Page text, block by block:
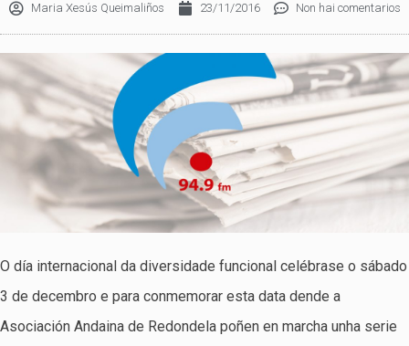
Maria Xesús Queimaliños 23/11/2016 Non hai comentarios
O día internacional da diversidade funcional celébrase o sábado
3 de decembro e para conmemorar esta data dende a
Asociación Andaina de Redondela poñen en marcha unha serie